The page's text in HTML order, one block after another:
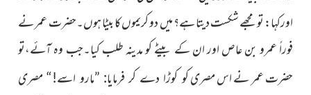
اورکہا: تو مجھے شکست دیتا ہے؟ میں دو کریموں کا بیٹا ہوں۔حضرت عمر نے
فوراً عمرو بن عاص اور ان کے بیٹے کو مدینہ طلب کیا۔جب وہ آئے،تو
حضرت عمر نے اس مصریکو کوڑا دے کر فرمایا: ”مارو اسے!“ مصری